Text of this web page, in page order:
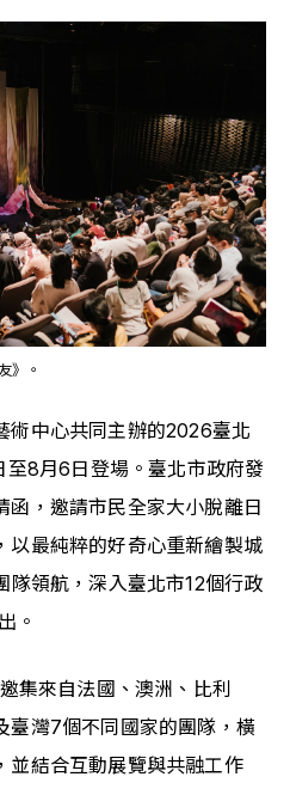
》。
術中心共同主辦的2026臺北
8月6日登場。臺北市政府發
函，邀請市民全家大小脫離日
以最純粹的好奇心重新繪製城
隊領航，深入臺北市12個行政
。
集來自法國、澳洲、比利
臺灣7個不同國家的團隊，橫
並結合互動展覽與共融工作